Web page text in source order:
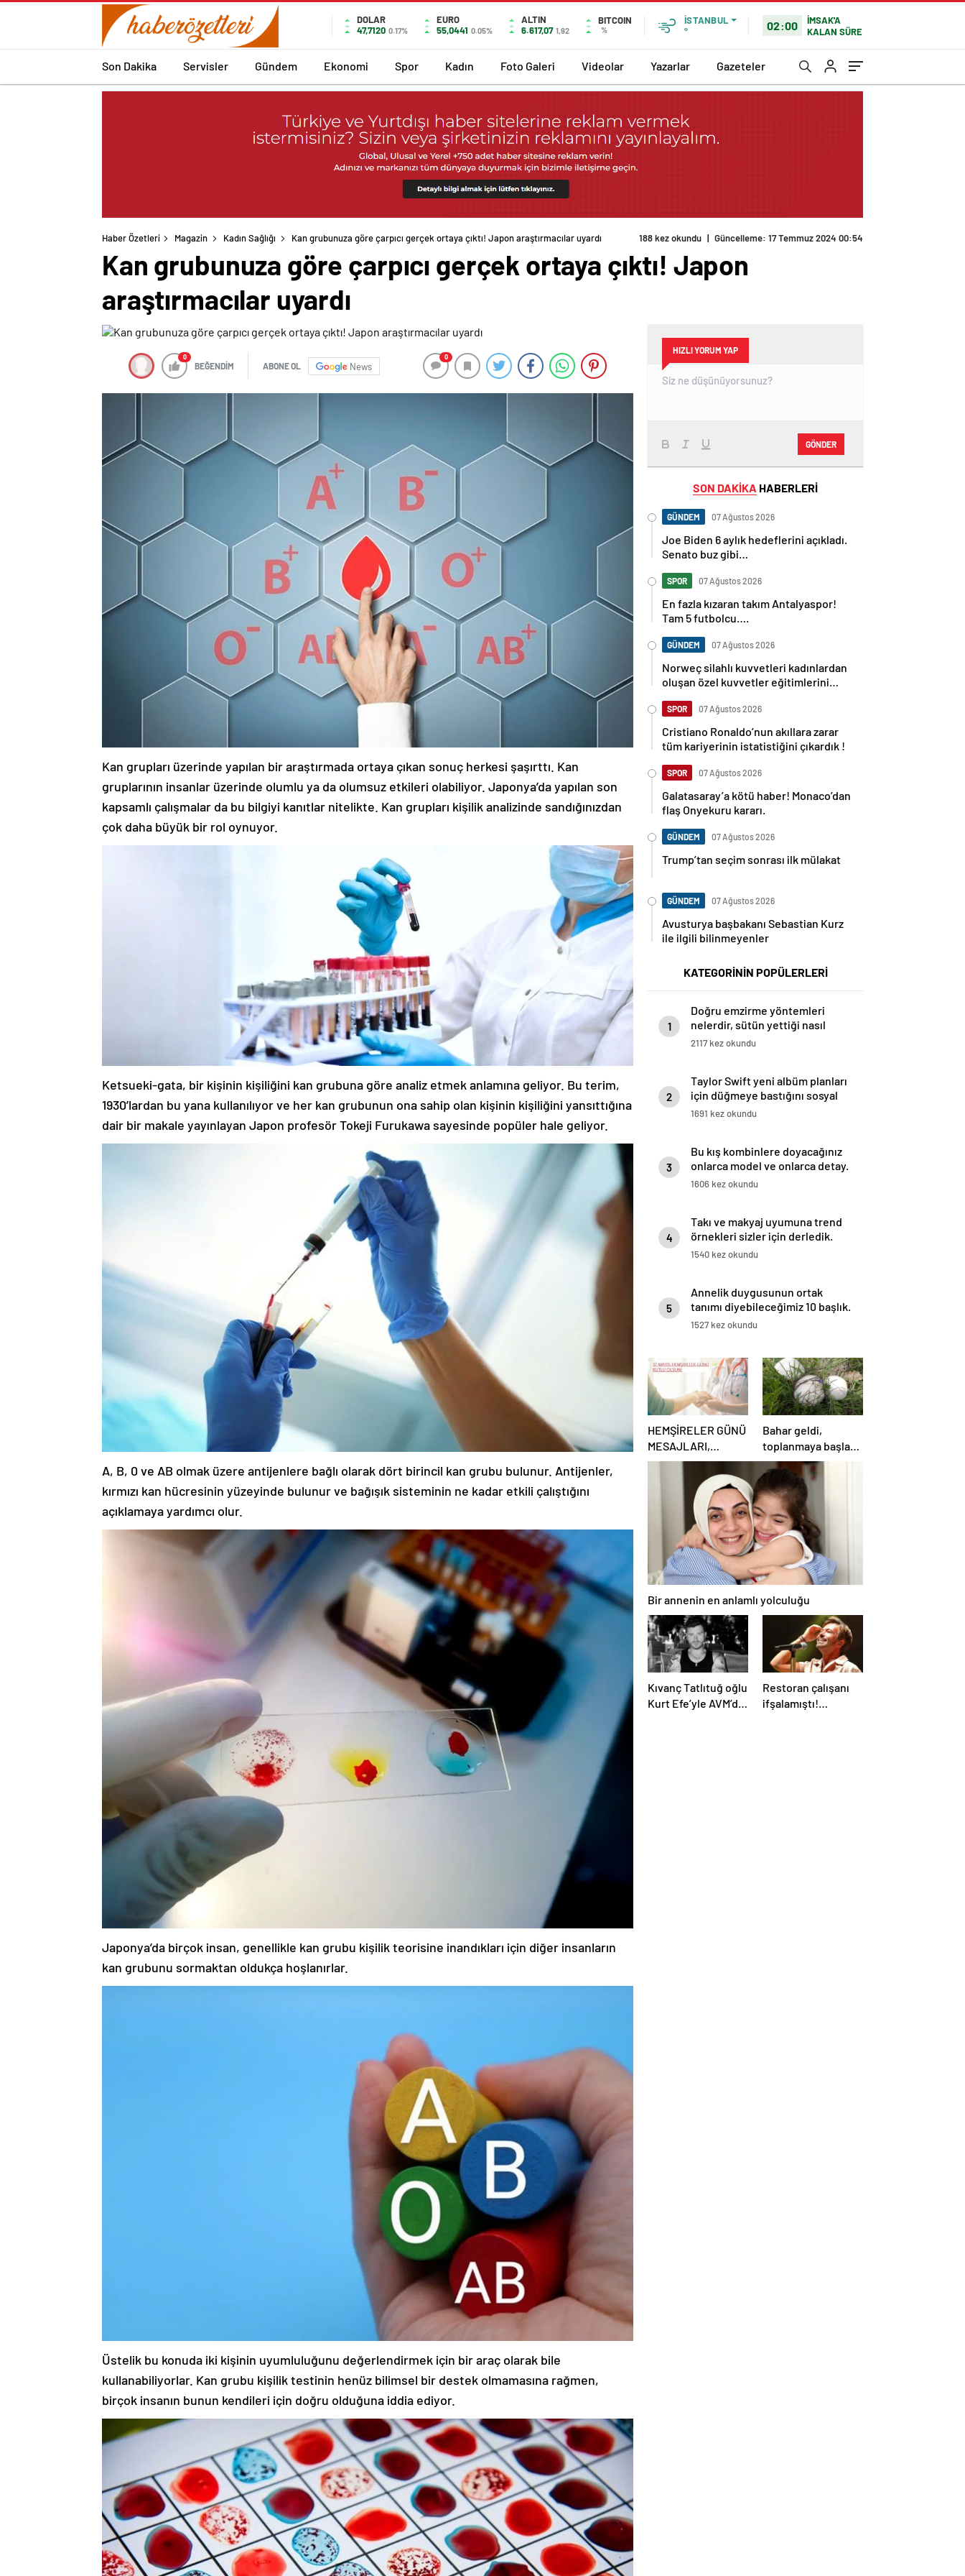
DOLAR
47,7120 0.17%
EURO
55,0441 0.05%
ALTIN
6.617,07 1,92
BITCOIN
%
İSTANBUL
°
02:00
İMSAK'A
KALAN SÜRE
Son Dakika Servisler Gündem Ekonomi Spor Kadın Foto Galeri Videolar Yazarlar Gazeteler
Haber Özetleri Magazin Kadın Sağlığı Kan grubunuza göre çarpıcı gerçek ortaya çıktı! Japon araştırmacılar uyardı 188 kez okundu | Güncelleme: 17 Temmuz 2024 00:54
Kan grubunuza göre çarpıcı gerçek ortaya çıktı! Japon
araştırmacılar uyardı
0
BEĞENDİM ABONE OL News
0
Kan grupları üzerinde yapılan bir araştırmada ortaya çıkan sonuç herkesi şaşırttı. Kan
gruplarının insanlar üzerinde olumlu ya da olumsuz etkileri olabiliyor. Japonya’da yapılan son
kapsamlı çalışmalar da bu bilgiyi kanıtlar nitelikte. Kan grupları kişilik analizinde sandığınızdan
çok daha büyük bir rol oynuyor.
Ketsueki-gata, bir kişinin kişiliğini kan grubuna göre analiz etmek anlamına geliyor. Bu terim,
1930’lardan bu yana kullanılıyor ve her kan grubunun ona sahip olan kişinin kişiliğini yansıttığına
dair bir makale yayınlayan Japon profesör Tokeji Furukawa sayesinde popüler hale geliyor.
A, B, 0 ve AB olmak üzere antijenlere bağlı olarak dört birincil kan grubu bulunur. Antijenler,
kırmızı kan hücresinin yüzeyinde bulunur ve bağışık sisteminin ne kadar etkili çalıştığını
açıklamaya yardımcı olur.
Japonya’da birçok insan, genellikle kan grubu kişilik teorisine inandıkları için diğer insanların
kan grubunu sormaktan oldukça hoşlanırlar.
Üstelik bu konuda iki kişinin uyumluluğunu değerlendirmek için bir araç olarak bile
kullanabiliyorlar. Kan grubu kişilik testinin henüz bilimsel bir destek olmamasına rağmen,
birçok insanın bunun kendileri için doğru olduğuna iddia ediyor.
HIZLI YORUM YAP
GÖNDER
SON DAKİKA HABERLERİ
GÜNDEM 07 Ağustos 2026
Joe Biden 6 aylık hedeflerini açıkladı.
Senato buz gibi…
SPOR 07 Ağustos 2026
En fazla kızaran takım Antalyaspor!
Tam 5 futbolcu….
GÜNDEM 07 Ağustos 2026
Norweç silahlı kuvvetleri kadınlardan
oluşan özel kuvvetler eğitimlerini
SPOR 07 Ağustos 2026
Cristiano Ronaldo’nun akıllara zarar
tüm kariyerinin istatistiğini çıkardık !
SPOR 07 Ağustos 2026
Galatasaray’a kötü haber! Monaco’dan
flaş Onyekuru kararı.
GÜNDEM 07 Ağustos 2026
Trump’tan seçim sonrası ilk mülakat
GÜNDEM 07 Ağustos 2026
Avusturya başbakanı Sebastian Kurz
ile ilgili bilinmeyenler
KATEGORİNİN POPÜLERLERİ
1
Doğru emzirme yöntemleri
nelerdir, sütün yettiği nasıl
anlaşılır?
2117 kez okundu
2
Taylor Swift yeni albüm planları
için düğmeye bastığını sosyal
medyadan duyurdu!
1691 kez okundu
3
Bu kış kombinlere doyacağınız
onlarca model ve onlarca detay.
1606 kez okundu
4
Takı ve makyaj uyumuna trend
örnekleri sizler için derledik.
1540 kez okundu
5
Annelik duygusunun ortak
tanımı diyebileceğimiz 10 başlık.
1527 kez okundu
HEMŞİRELER GÜNÜ
MESAJLARI,
SÖZLERİ 2025!
Sevgiliye, arkadaşa,
eşe anlamlı, resimli
Hemşireler Günü ile
ilgili sözler…
Bahar geldi,
toplanmaya başladı!
Erzurum’da
vatandaşlara zehirli
mantar uyarısı:
Ölümcül olabilir
Bir annenin en anlamlı yolculuğu
Kıvanç Tatlıtuğ oğlu
Kurt Efe’yle AVM’de
Restoran çalışanı
ifşalamıştı!